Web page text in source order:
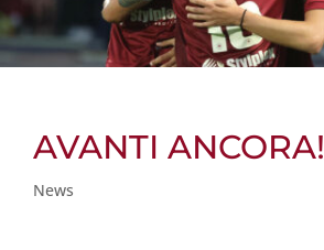
AVANTI ANCORA!
News